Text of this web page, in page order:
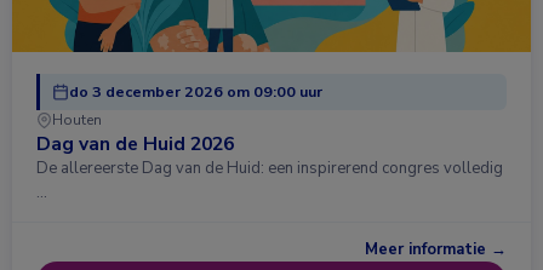
do 3 december 2026 om 09:00 uur
Houten
Dag van de Huid 2026
De allereerste Dag van de Huid: een inspirerend congres volledig
…
Meer informatie →